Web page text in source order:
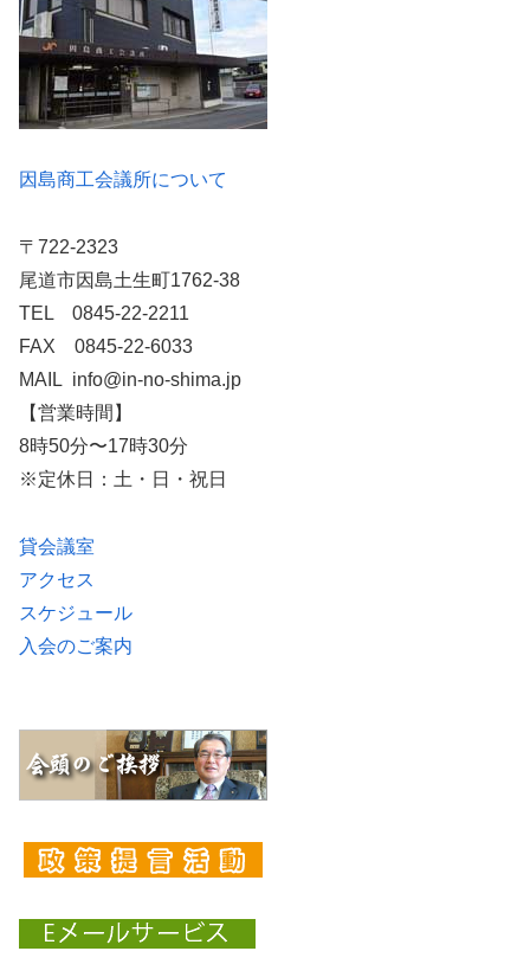
因島商工会議所について
〒722-2323
尾道市因島土生町1762-38
TEL 0845-22-2211
FAX 0845-22-6033
MAIL info@in-no-shima.jp
【営業時間】
8時50分〜17時30分
※定休日：土・日・祝日
貸会議室
アクセス
スケジュール
入会のご案内